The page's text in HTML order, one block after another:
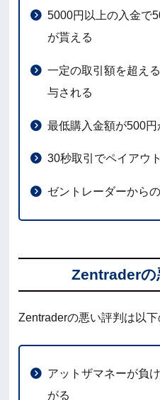
5000円以上の入金で
が貰える
一定の取引額を超え
与される
最低購入金額が500円
30秒取引でペイアウ
ゼントレーダーから
Zentraderの
Zentraderの悪い評判は以下
アットザマネーが負
がる